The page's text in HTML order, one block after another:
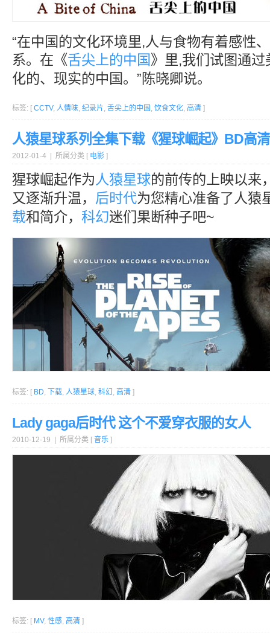
“在中国的文化环境里,人与食物有着感性
系。在《舌尖上的中国》里,我们试图通
化的、现实的中国。”陈晓卿说。
标签: [ CCTV, 人情味, 纪录片, 舌尖上的中国 , 饮食文化, 高清 ]
人猿星球系列全集下载《猩球崛起》BD高清
2012-01-4 | 所属分类 [ 电影 ]
猩球崛起作为 人猿星球的前传的上映以来
又逐渐升温， 后时代为您精心准备了人猿
载和简介， 科幻迷们果断种子吧~
标签: [ BD, 下载, 人猿星球, 科幻, 高清 ]
Lady gaga后时代 这个不爱穿衣服的女人
2010-12-19 | 所属分类 [ 音乐 ]
标签: [ MV, 性感, 高清 ]